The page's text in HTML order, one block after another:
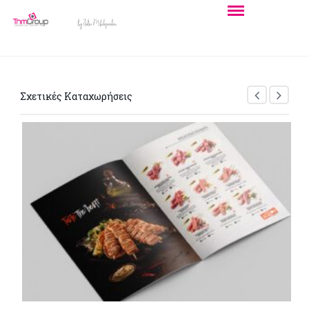
Σχετικές Καταχωρήσεις